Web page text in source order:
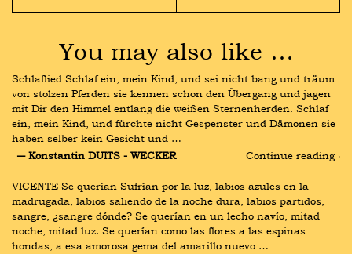
You may also like …
Schlaflied Schlaf ein, mein Kind, und sei nicht bang und träum
von stolzen Pferden sie kennen schon den Übergang und jagen
mit Dir den Himmel entlang die weißen Sternenherden. Schlaf
ein, mein Kind, und fürchte nicht Gespenster und Dämonen sie
haben selber kein Gesicht und …
― Konstantin DUITS - WECKER
Continue reading ›
VICENTE Se querían Sufrían por la luz, labios azules en la
madrugada, labios saliendo de la noche dura, labios partidos,
sangre, ¿sangre dónde? Se querían en un lecho navío, mitad
noche, mitad luz. Se querían como las flores a las espinas
hondas, a esa amorosa gema del amarillo nuevo …